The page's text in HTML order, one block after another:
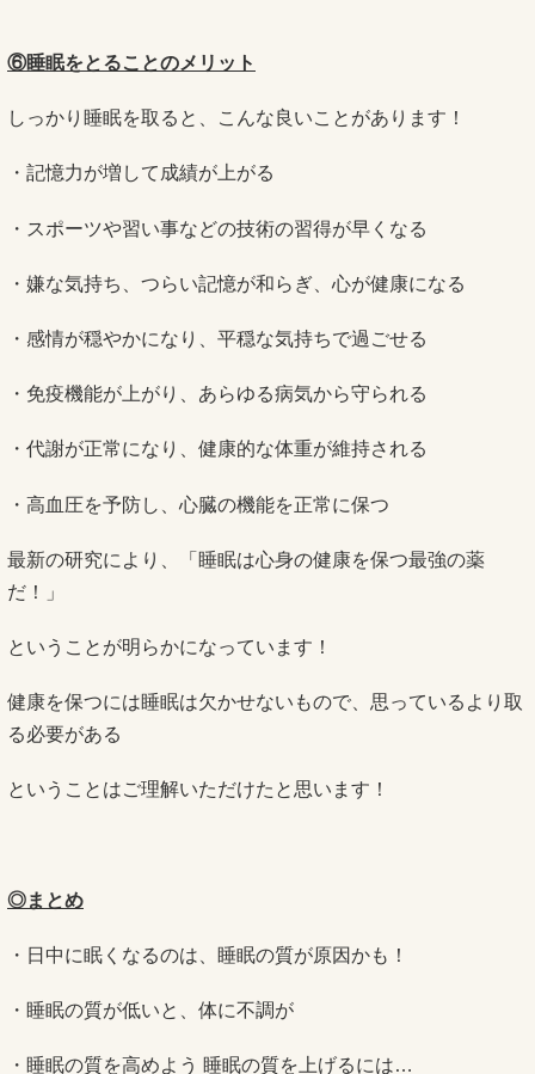
⑥睡眠をとることのメリット
しっかり睡眠を取ると、こんな良いことがあります！
・記憶力が増して成績が上がる
・スポーツや習い事などの技術の習得が早くなる
・嫌な気持ち、つらい記憶が和らぎ、心が健康になる
・感情が穏やかになり、平穏な気持ちで過ごせる
・免疫機能が上がり、あらゆる病気から守られる
・代謝が正常になり、健康的な体重が維持される
・高血圧を予防し、心臓の機能を正常に保つ
最新の研究により、「睡眠は心身の健康を保つ最強の薬
だ！」
ということが明らかになっています！
健康を保つには睡眠は欠かせないもので、思っているより取
る必要がある
ということはご理解いただけたと思います！
◎まとめ
・日中に眠くなるのは、睡眠の質が原因かも！
・睡眠の質が低いと、体に不調が
・睡眠の質を高めよう 睡眠の質を上げるには…